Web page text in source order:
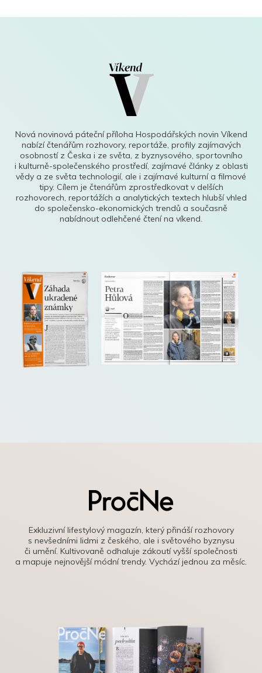
Nová novinová páteční příloha Hospodářských novin Víkend
nabízí čtenářům rozhovory, reportáže, profily zajímavých
osobností z Česka i ze světa, z byznysového, sportovního
i kulturně-společenského prostředí, zajímavé články z oblasti
vědy a ze světa technologií, ale i zajímavé kulturní a filmové
tipy. Cílem je čtenářům zprostředkovat v delších
rozhovorech, reportážích a analytických textech hlubší vhled
do společensko-ekonomických trendů a současně
nabídnout odlehčené čtení na víkend.
Exkluzivní lifestylový magazín, který přináší rozhovory
s nevšedními lidmi z českého, ale i světového byznysu
či umění. Kultivovaně odhaluje zákoutí vyšší společnosti
a mapuje nejnovější módní trendy. Vychází jednou za měsíc.